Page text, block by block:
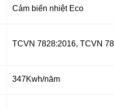
Cảm biến nhiệt Eco
TCVN 7828:2016, TCVN
347Kwh/năm